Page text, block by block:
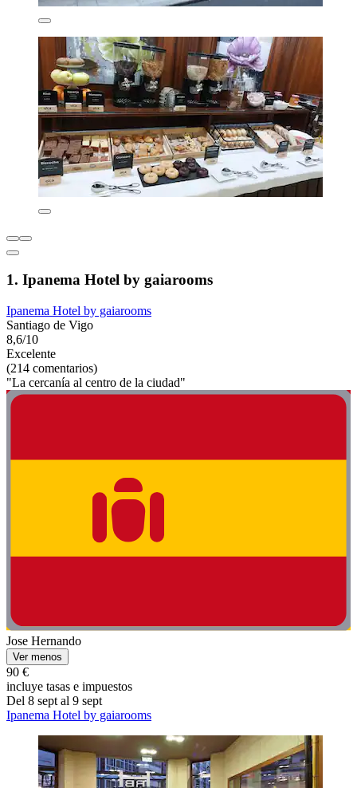
1. Ipanema Hotel by gaiarooms
Ipanema Hotel by gaiarooms
Santiago de Vigo
8,6/10
Excelente
(214 comentarios)
"La cercanía al centro de la ciudad"
Jose Hernando
Ver menos
90 €
incluye tasas e impuestos
Del 8 sept al 9 sept
Ipanema Hotel by gaiarooms